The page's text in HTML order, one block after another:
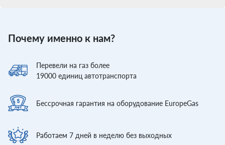
Почему именно к нам?
Перевели на газ более
19000 единиц автотранспорта
Бессрочная гарантия на оборудование EuropeGas
Работаем 7 дней в неделю без выходных